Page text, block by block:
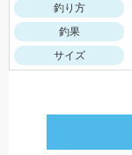
釣り方
釣果
サイズ